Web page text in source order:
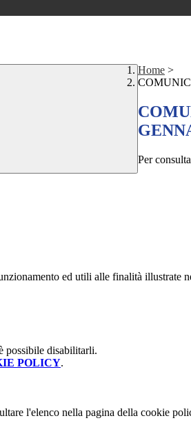
Home >
Per
ed utili alle finalità illustrate
possibile disabilitarli.
POLICY.
l'elenco nella pagina della cookie